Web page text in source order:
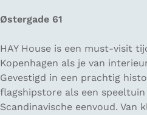
Østergade 61
HAY House is een must-visit
Kopenhagen als je van
Gevestigd in een prachtig
flagshipstore als een
Scandinavische eenvoud. Van